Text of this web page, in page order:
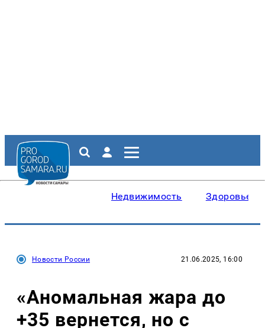
Недвижимость Здоровье
Новости России 21.06.2025, 16:00
«Аномальная жара до
+35 вернется, но с